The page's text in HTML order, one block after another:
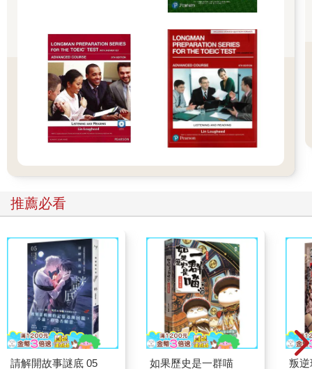
推薦必看
請解開故事謎底 05 如果歷史是一群喵 叛逆